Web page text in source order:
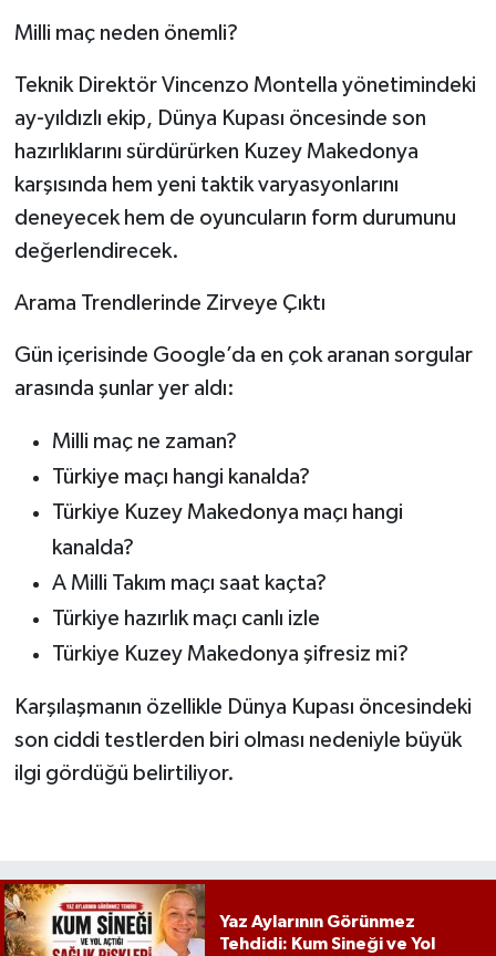
Milli maç neden önemli?
Teknik Direktör Vincenzo Montella yönetimindeki
ay-yıldızlı ekip, Dünya Kupası öncesinde son
hazırlıklarını sürdürürken Kuzey Makedonya
karşısında hem yeni taktik varyasyonlarını
deneyecek hem de oyuncuların form durumunu
değerlendirecek.
Arama Trendlerinde Zirveye Çıktı
Gün içerisinde Google’da en çok aranan sorgular
arasında şunlar yer aldı:
Milli maç ne zaman?
Türkiye maçı hangi kanalda?
Türkiye Kuzey Makedonya maçı hangi
kanalda?
A Milli Takım maçı saat kaçta?
Türkiye hazırlık maçı canlı izle
Türkiye Kuzey Makedonya şifresiz mi?
Karşılaşmanın özellikle Dünya Kupası öncesindeki
son ciddi testlerden biri olması nedeniyle büyük
ilgi gördüğü belirtiliyor.
Yaz Aylarının Görünmez
Tehdidi: Kum Sineği ve Yol